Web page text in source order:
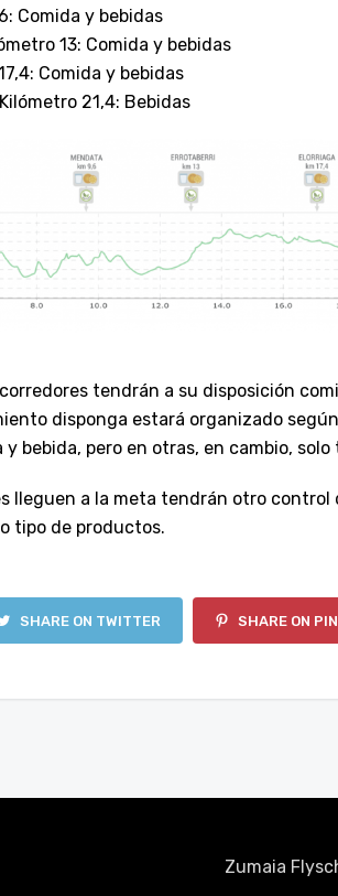
Comida y bebidas
13: Comida y bebidas
Comida y bebidas
21,4: Bebidas
tendrán a su disposición
disponga estará organizado
bebida, pero en otras, en cambio, solo
lleguen a la meta tendrán otro
tipo de productos.
SHARE ON TWITTER SHARE ON
Zumaia